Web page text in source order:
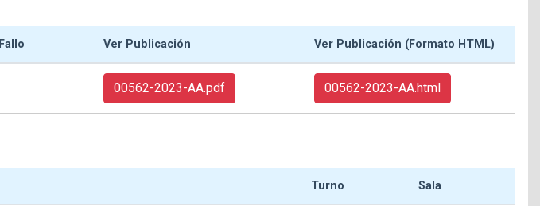
Fallo Ver Publicación Ver Publicación (Formato HTML)
00562-2023-AA.pdf 00562-2023-AA.html
Turno Sala